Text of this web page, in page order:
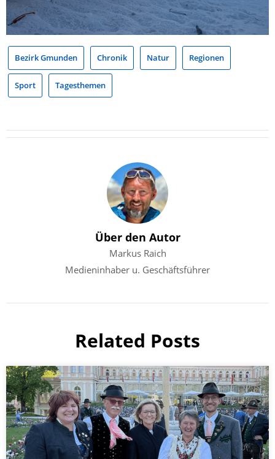
Bezirk Gmunden Chronik Natur Regionen
Sport Tagesthemen
Über den Autor
Markus Raich
Medieninhaber u. Geschäftsführer
Related Posts